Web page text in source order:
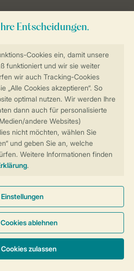
Deiner Privatsphäre
Online-Buchung
Banner
Barrierefreiheit
GreenParks GmbH